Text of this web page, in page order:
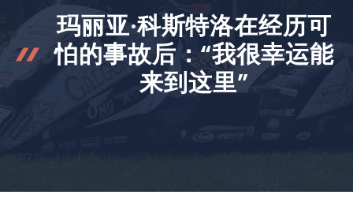
玛丽亚·科斯特洛在经历可
怕的事故后：“我很幸运能
来到这里”